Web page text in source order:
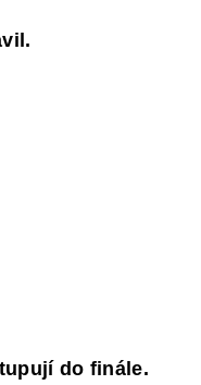
do finále.